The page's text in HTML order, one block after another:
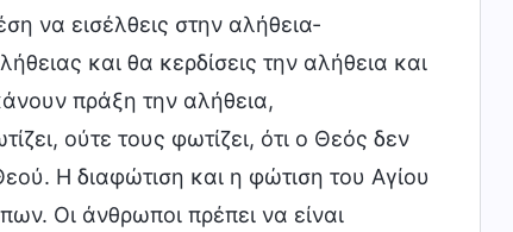
να εισέλθεις στην αλήθεια-
και θα κερδίσεις την αλήθεια και
πράξη την αλήθεια,
ούτε τους φωτίζει, ότι ο Θεός δεν
Η διαφώτιση και η φώτιση του Αγίου
Οι άνθρωποι πρέπει να είναι